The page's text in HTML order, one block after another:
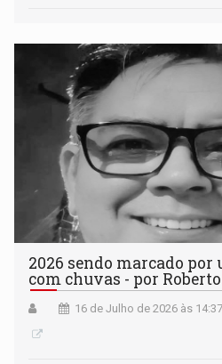
2026 sendo marcado por
com chuvas - por
16 de Julho de 2026 às 14:37